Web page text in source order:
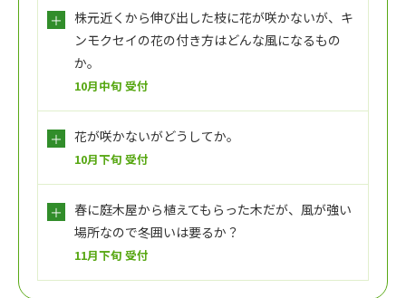
株元近くから伸び出した枝に花が咲かないが、キ
ンモクセイの花の付き方はどんな風になるもの
か。
10月中旬 受付
花が咲かないがどうしてか。
10月下旬 受付
春に庭木屋から植えてもらった木だが、風が強い
場所なので冬囲いは要るか？
11月下旬 受付